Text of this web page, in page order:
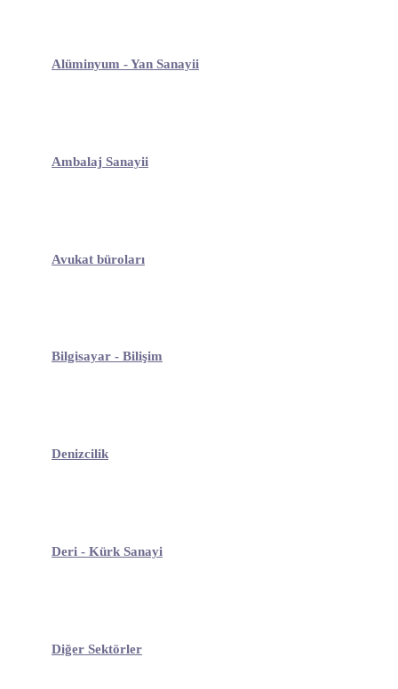
Alüminyum - Yan Sanayii
Ambalaj Sanayii
Avukat büroları
Bilgisayar - Bilişim
Denizcilik
Deri - Kürk Sanayi
Diğer Sektörler